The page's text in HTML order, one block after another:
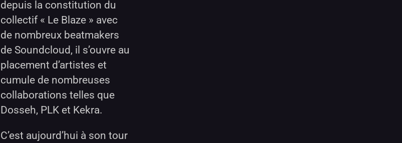
depuis la constitution du
collectif « Le Blaze » avec
de nombreux beatmakers
de Soundcloud, il s’ouvre au
placement d’artistes et
cumule de nombreuses
collaborations telles que
Dosseh, PLK et Kekra.
C’est aujourd’hui à son tour